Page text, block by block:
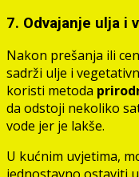
7. Odvajanje ulja i
Nakon prešanja ili
sadrži ulje i
koristi metoda
da odstoji nekoliko
vode jer je lakše.
U kućnim uvjetima,